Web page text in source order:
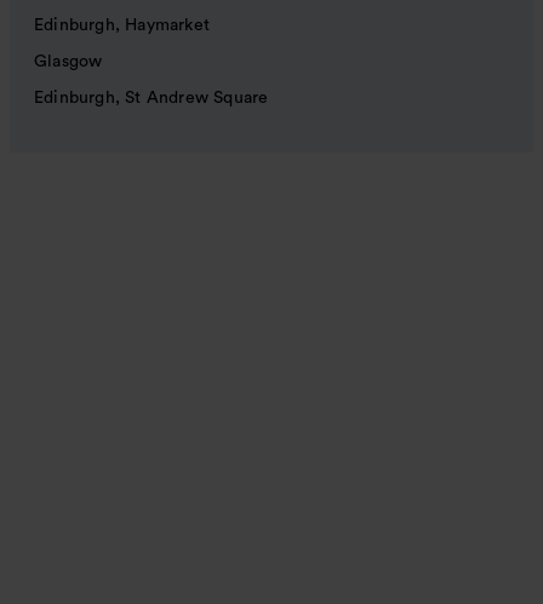
Edinburgh, Haymarket
Glasgow
Edinburgh, St Andrew Square